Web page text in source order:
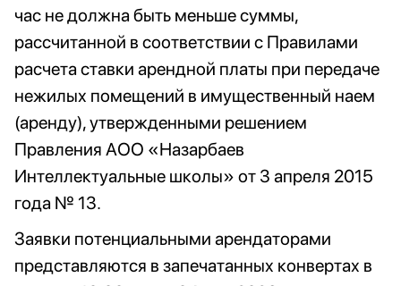
час не должна быть меньше суммы,
рассчитанной в соответствии с Правилами
расчета ставки арендной платы при передаче
нежилых помещений в имущественный наем
(аренду), утвержденными решением
Правления АОО «Назарбаев
Интеллектуальные школы» от 3 апреля 2015
года № 13.
Заявки потенциальными арендаторами
представляются в запечатанных конвертах в